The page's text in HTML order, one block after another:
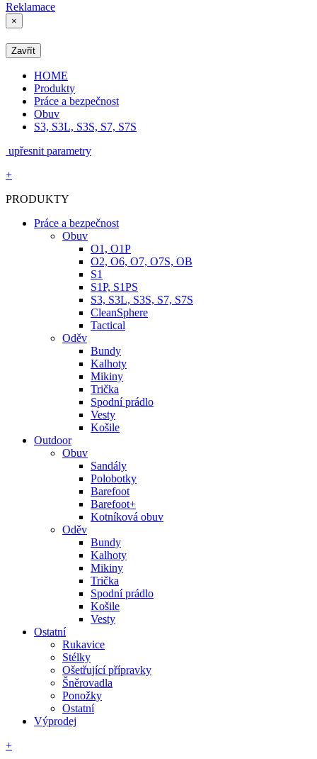
Reklamace
×
Zavřít
HOME
Produkty
Práce a bezpečnost
Obuv
S3, S3L, S3S, S7, S7S
upřesnit parametry
+
PRODUKTY
Práce a bezpečnost
Obuv
O1, O1P
O2, O6, O7, O7S, OB
S1
S1P, S1PS
S3, S3L, S3S, S7, S7S
CleanSphere
Tactical
Oděv
Bundy
Kalhoty
Mikiny
Trička
Spodní prádlo
Vesty
Košile
Outdoor
Obuv
Sandály
Polobotky
Barefoot
Barefoot+
Kotníková obuv
Oděv
Bundy
Kalhoty
Mikiny
Trička
Spodní prádlo
Košile
Vesty
Ostatní
Rukavice
Stélky
Ošetřující přípravky
Šněrovadla
Ponožky
Ostatní
Výprodej
+